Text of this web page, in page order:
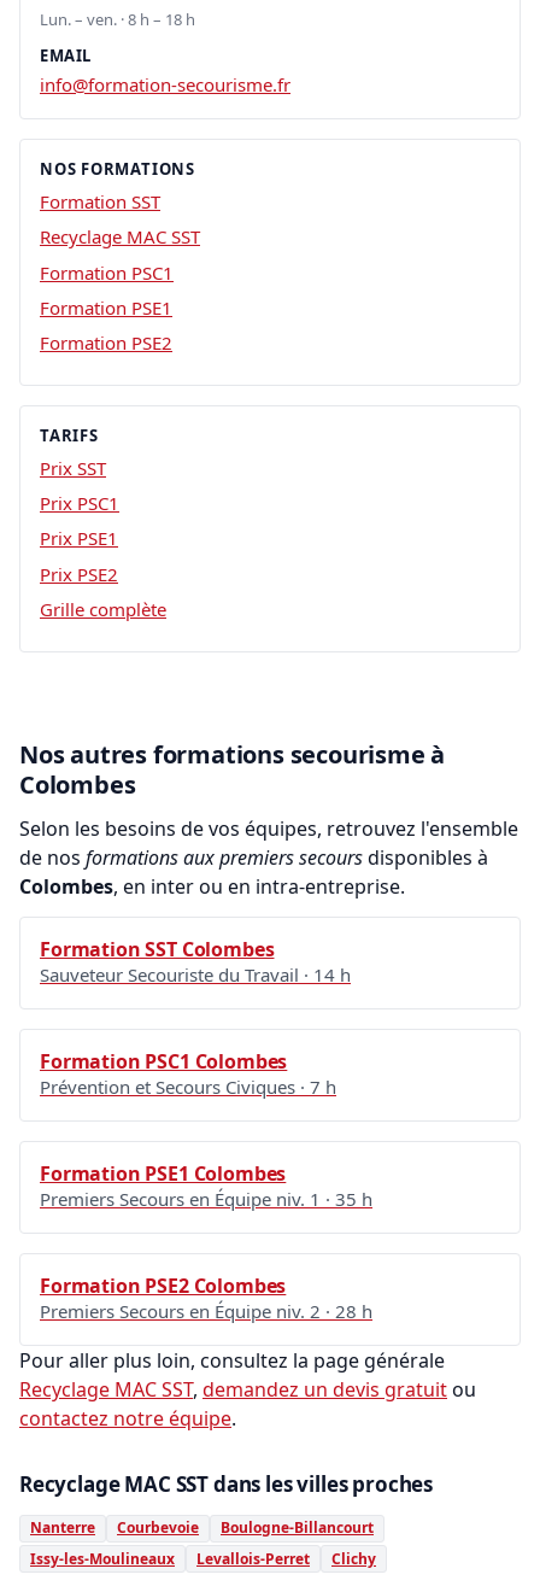
Lun. – ven. · 8 h – 18 h
EMAIL
info@formation-secourisme.fr
NOS FORMATIONS
Formation SST
Recyclage MAC SST
Formation PSC1
Formation PSE1
Formation PSE2
TARIFS
Prix SST
Prix PSC1
Prix PSE1
Prix PSE2
Grille complète
Nos autres formations secourisme à
Colombes
Selon les besoins de vos équipes, retrouvez l'ensemble
de nos formations aux premiers secoursdisponibles à
Colombes, en inter ou en intra-entreprise.
Formation SST Colombes
Sauveteur Secouriste du Travail · 14 h
Formation PSC1 Colombes
Prévention et Secours Civiques · 7 h
Formation PSE1 Colombes
Premiers Secours en Équipe niv. 1 · 35 h
Formation PSE2 Colombes
Premiers Secours en Équipe niv. 2 · 28 h
Pour aller plus loin, consultez la page générale
Recyclage MAC SST, demandez un devis gratuitou
contactez notre équipe.
Recyclage MAC SST dans les villes proches
Nanterre Courbevoie
Boulogne-Billancourt
Issy-les-Moulineaux
Levallois-Perret Clichy